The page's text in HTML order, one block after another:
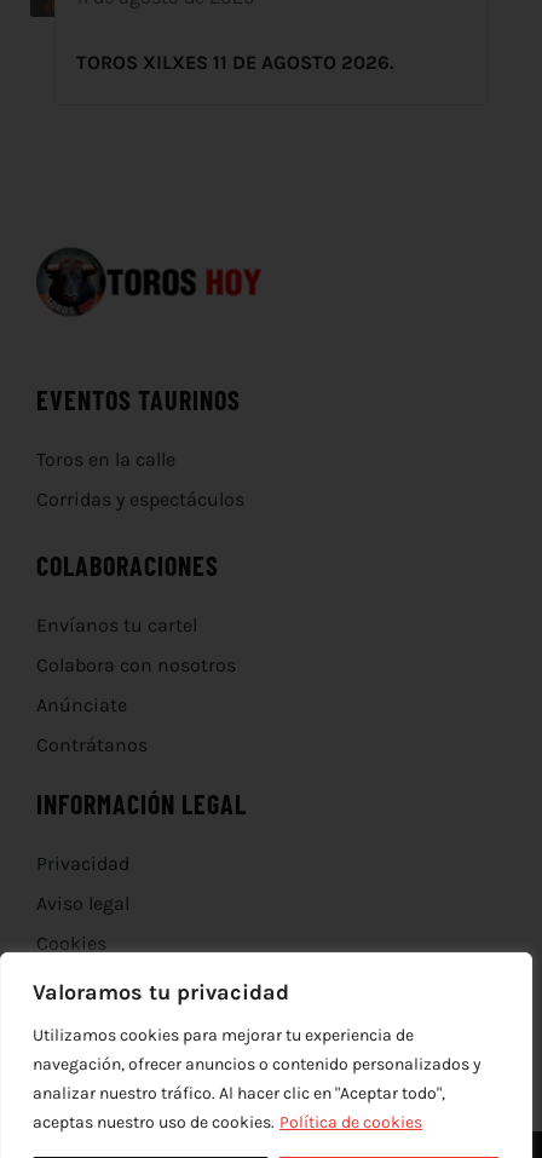
Valoramos tu privacidad
Utilizamos cookies para mejorar tu experiencia de
navegación, ofrecer anuncios o contenido personalizados y
analizar nuestro tráfico. Al hacer clic en "Aceptar todo",
aceptas nuestro uso de cookies. Política de cookies
TOROS XILXES 11 DE AGOSTO 2026.
EVENTOS TAURINOS
Toros en la calle
Corridas y espectáculos
COLABORACIONES
Envíanos tu cartel
Colabora con nosotros
Anúnciate
Contrátanos
INFORMACIÓN LEGAL
Privacidad
Aviso legal
Cookies
Devoluciones